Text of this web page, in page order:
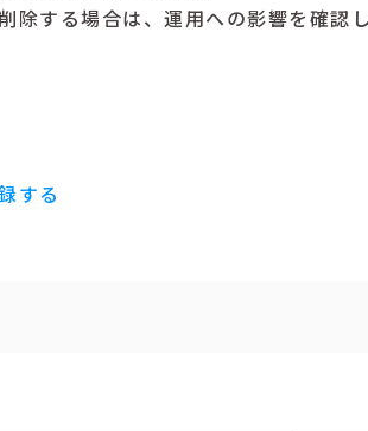
除する場合は、運用への影響を確認
する